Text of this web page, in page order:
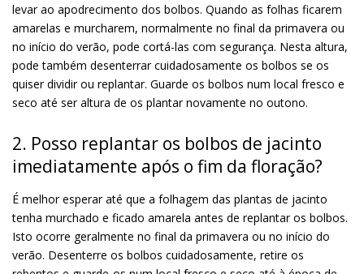
levar ao apodrecimento dos bolbos. Quando as folhas ficarem
amarelas e murcharem, normalmente no final da primavera ou
no início do verão, pode cortá-las com segurança. Nesta altura,
pode também desenterrar cuidadosamente os bolbos se os
quiser dividir ou replantar. Guarde os bolbos num local fresco e
seco até ser altura de os plantar novamente no outono.
2. Posso replantar os bolbos de jacinto
imediatamente após o fim da floração?
É melhor esperar até que a folhagem das plantas de jacinto
tenha murchado e ficado amarela antes de replantar os bolbos.
Isto ocorre geralmente no final da primavera ou no início do
verão. Desenterre os bolbos cuidadosamente, retire os